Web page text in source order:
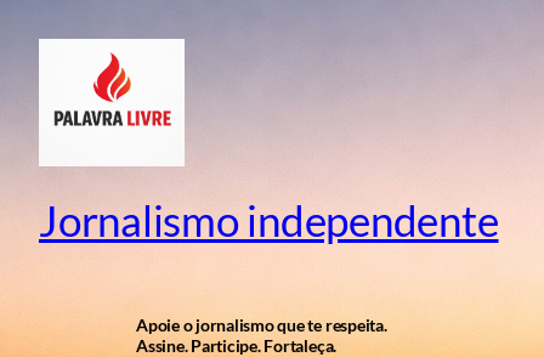
conteúdo
Jornalismo independente
Apoie o jornalismo que te respeita.
Assine. Participe. Fortaleça.